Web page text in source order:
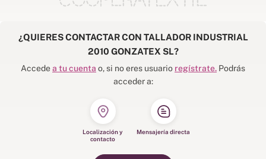
¿QUIERES CONTACTAR CON TALLADOR INDUSTRIAL
2010 GONZATEX SL?
Accede a tu cuenta o, si no eres usuario regístrate. Podrás
acceder a:
Localización y
contacto
Mensajería directa